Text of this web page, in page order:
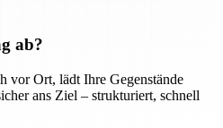
ab?
vor Ort, lädt Ihre Gegenstände
ans Ziel – strukturiert, schnell